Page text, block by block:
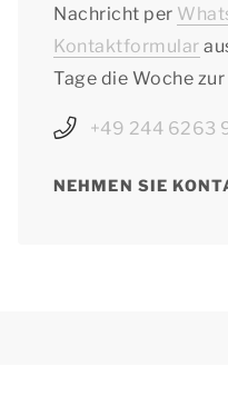
Nachricht per
Kontaktformular
Tage die Woche
+49 244 6263
NEHMEN SIE